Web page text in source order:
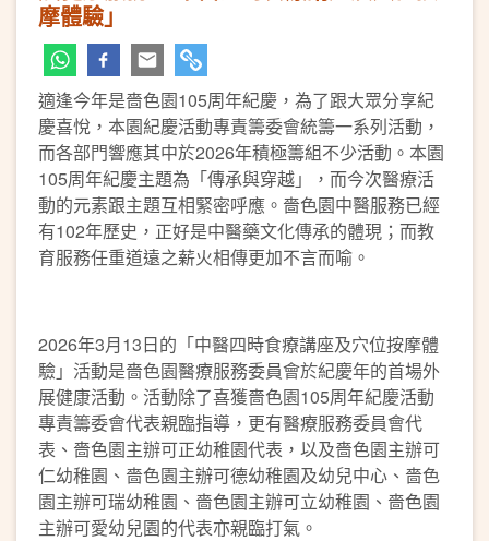
摩體驗」
適逢今年是嗇色園105周年紀慶，為了跟大眾分享紀
慶喜悅，本園紀慶活動專責籌委會統籌一系列活動，
而各部門響應其中於2026年積極籌組不少活動。本園
105周年紀慶主題為「傳承與穿越」，而今次醫療活
動的元素跟主題互相緊密呼應。嗇色園中醫服務已經
有102年歷史，正好是中醫藥文化傳承的體現；而教
育服務任重道遠之薪火相傳更加不言而喻。
2026年3月13日的「中醫四時食療講座及穴位按摩體
驗」活動是嗇色園醫療服務委員會於紀慶年的首場外
展健康活動。活動除了喜獲嗇色園105周年紀慶活動
專責籌委會代表親臨指導，更有醫療服務委員會代
表、嗇色園主辦可正幼稚園代表，以及嗇色園主辦可
仁幼稚園、嗇色園主辦可德幼稚園及幼兒中心、嗇色
園主辦可瑞幼稚園、嗇色園主辦可立幼稚園、嗇色園
主辦可愛幼兒園的代表亦親臨打氣。